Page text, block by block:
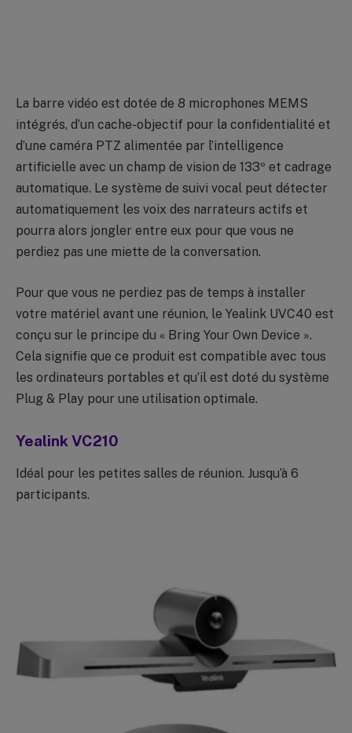
La barre vidéo est dotée de 8 microphones MEMS
intégrés, d’un cache-objectif pour la confidentialité et
d’une caméra PTZ alimentée par l’intelligence
artificielle avec un champ de vision de 133º et cadrage
automatique. Le système de suivi vocal peut détecter
automatiquement les voix des narrateurs actifs et
pourra alors jongler entre eux pour que vous ne
perdiez pas une miette de la conversation.
Pour que vous ne perdiez pas de temps à installer
votre matériel avant une réunion, le Yealink UVC40 est
conçu sur le principe du « Bring Your Own Device ».
Cela signifie que ce produit est compatible avec tous
les ordinateurs portables et qu’il est doté du système
Plug & Play pour une utilisation optimale.
Yealink VC210
Idéal pour les petites salles de réunion. Jusqu’à 6
participants.